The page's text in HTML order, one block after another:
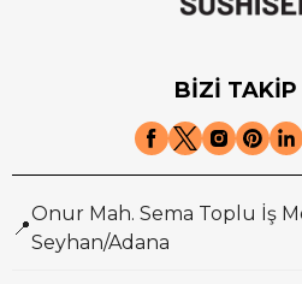
BİZİ TAKİP
📍
Onur Mah. Sema Toplu İş
Seyhan/Adana